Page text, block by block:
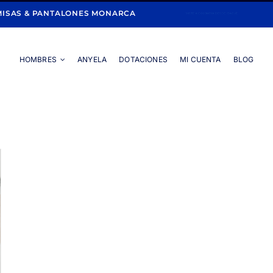
& PANTALONES MONARCA
HOMBRES ANYELA DOTACIONES MI CUENTA BLOG